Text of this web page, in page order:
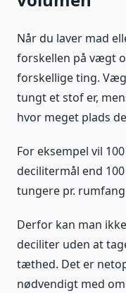
Når du laver mad
forskellen på vægt
forskellige ting.
tungt et stof er,
hvor meget plads
For eksempel vil
decilitermål end
tungere pr.
Derfor kan man
deciliter uden at
tæthed. Det er
nødvendigt med